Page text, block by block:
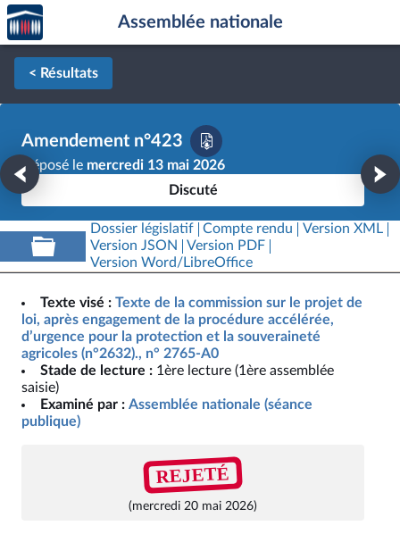
Aller au contenu
Aller en bas de la page
Accèder
à la
page
d'accueil
Assemblée nationale
< Résultats
Amendement n°423
Déposé le mercredi 13 mai 2026
Discuté
Dossier législatif Compte rendu
Version XML
Version JSON
Version PDF
Version Word/LibreOffice
Texte visé : Texte de la commission sur le projet de
loi, après engagement de la procédure accélérée,
d’urgence pour la protection et la souveraineté
agricoles (n°2632)., n° 2765-A0
Stade de lecture : 1ère lecture (1ère assemblée
saisie)
Examiné par : Assemblée nationale (séance
publique)
REJETÉ
(mercredi 20 mai 2026)